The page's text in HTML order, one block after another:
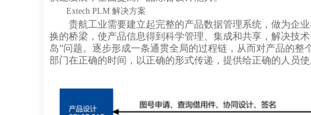
Extech PLM 解决方案
贵航工业需要建立起完整的产品数据管理系统，做为企
换的桥梁，使产品信息得到科学管理、集成和共享，解决技
岛”问题。逐步形成一条通贯全局的过程链，从而对产品的
部门在正确的时间，以正确的形式传递，提供给正确的人员使